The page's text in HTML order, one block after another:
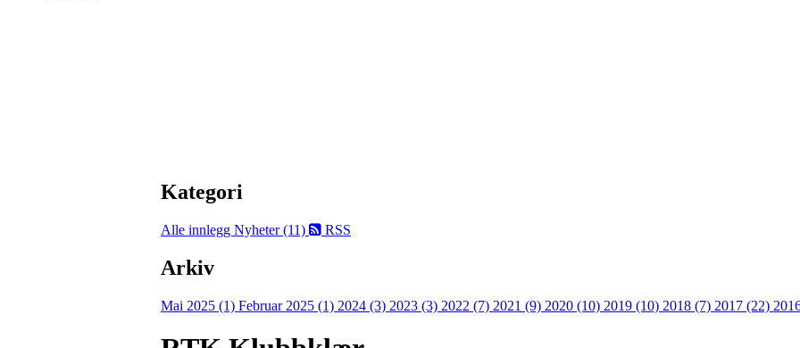
Kategori
Alle innlegg Nyheter (11) RSS
Arkiv
Mai 2025 (1) Februar 2025 (1) 2024 (3) 2023 (3) 2022 (7) 2021 (9) 2020 (10) 2019 (10) 2018 (7) 2017 (22)